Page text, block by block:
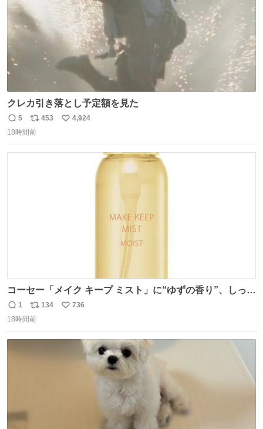
クレカ引き落とし予定額を見た
返
信
5
リ
ポ
453
い
4,924
18時間前
コーセー「メイク キープ ミスト」に“ゆずの香り”、しっと
りツヤ肌叶う保湿タイプ - fashion-press.net/news/148945
返
信
1
リ
ポ
134
い
736
18時間前